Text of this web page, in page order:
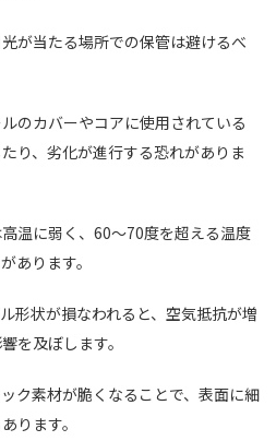
が当たる場所での保管は避けるべ
のカバーやコアに使用されている
り、劣化が進行する恐れがありま
温に弱く、60～70度を超える温度
あります。
形状が損なわれると、空気抵抗が増
を及ぼします。
ク素材が脆くなることで、表面に細
ります。